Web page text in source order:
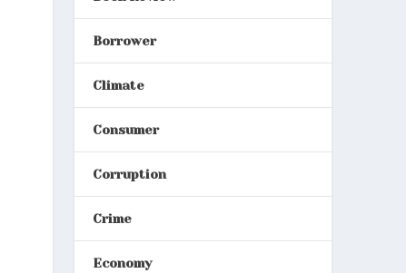
Borrower
Climate
Consumer
Corruption
Crime
Economy